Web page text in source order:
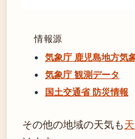
情報源
気象庁 鹿児島地方気
気象庁 観測データ
国土交通省 防災情報
その他の地域の天気も